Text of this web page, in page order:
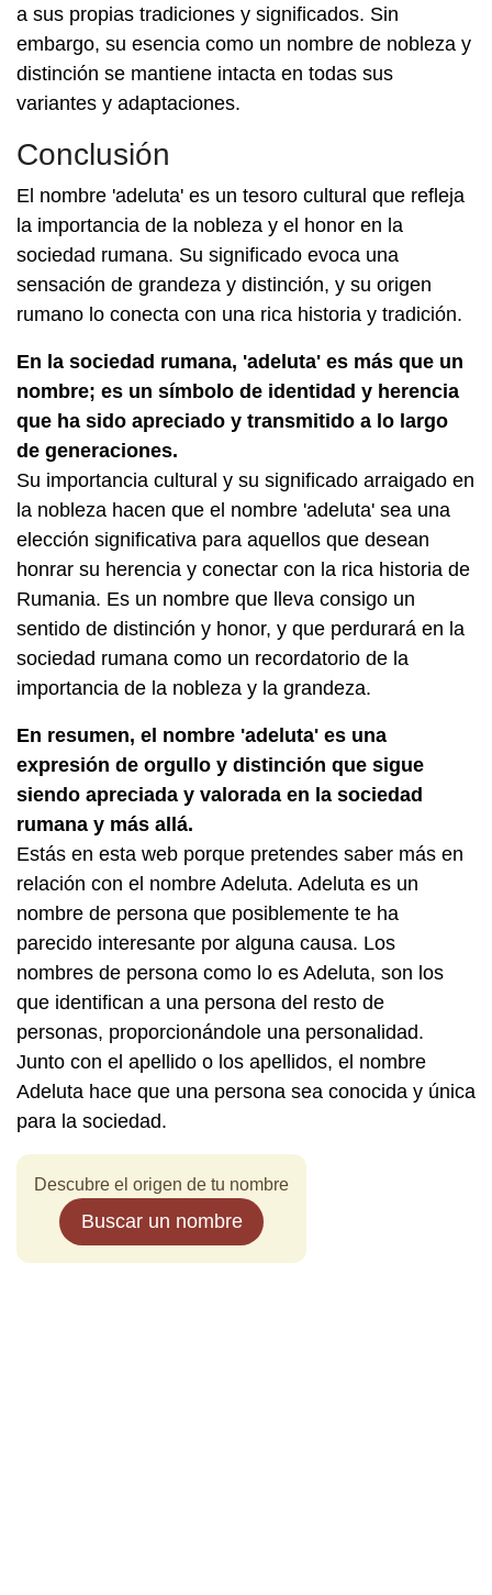
a sus propias tradiciones y significados. Sin
embargo, su esencia como un nombre de nobleza y
distinción se mantiene intacta en todas sus
variantes y adaptaciones.
Conclusión
El nombre 'adeluta' es un tesoro cultural que refleja
la importancia de la nobleza y el honor en la
sociedad rumana. Su significado evoca una
sensación de grandeza y distinción, y su origen
rumano lo conecta con una rica historia y tradición.
En la sociedad rumana, 'adeluta' es más que un
nombre; es un símbolo de identidad y herencia
que ha sido apreciado y transmitido a lo largo
de generaciones.
Su importancia cultural y su significado arraigado en
la nobleza hacen que el nombre 'adeluta' sea una
elección significativa para aquellos que desean
honrar su herencia y conectar con la rica historia de
Rumania. Es un nombre que lleva consigo un
sentido de distinción y honor, y que perdurará en la
sociedad rumana como un recordatorio de la
importancia de la nobleza y la grandeza.
En resumen, el nombre 'adeluta' es una
expresión de orgullo y distinción que sigue
siendo apreciada y valorada en la sociedad
rumana y más allá.
Estás en esta web porque pretendes saber más en
relación con el nombre Adeluta. Adeluta es un
nombre de persona que posiblemente te ha
parecido interesante por alguna causa. Los
nombres de persona como lo es Adeluta, son los
que identifican a una persona del resto de
personas, proporcionándole una personalidad.
Junto con el apellido o los apellidos, el nombre
Adeluta hace que una persona sea conocida y única
para la sociedad.
Descubre el origen de tu nombre
Buscar un nombre